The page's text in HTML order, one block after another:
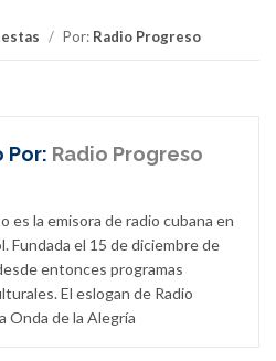
/ Por: Radio Progreso
Por: Radio Progreso
es la emisora de radio cubana en
Fundada el 15 de diciembre de
entonces programas
El eslogan de Radio
Onda de la Alegría